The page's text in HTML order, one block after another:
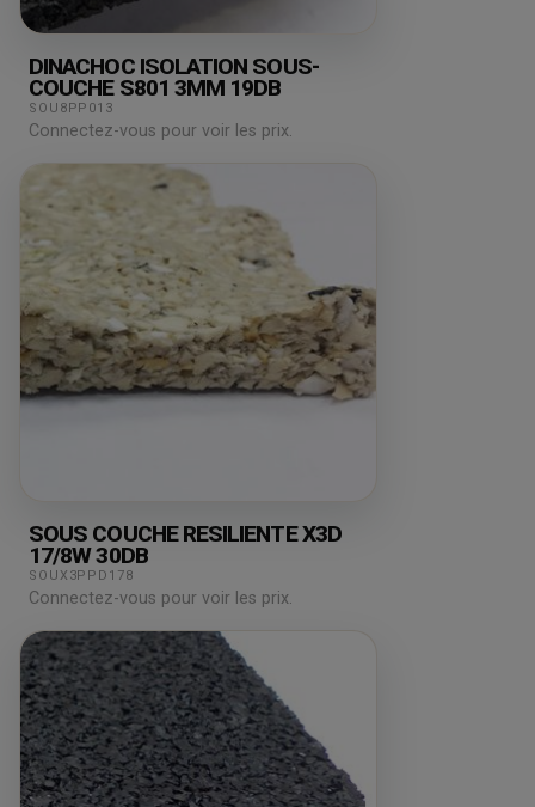
DINACHOC ISOLATION SOUS-
COUCHE S801 3MM 19DB
SOU8PP013
Connectez-vous pour voir les prix.
SOUS COUCHE RESILIENTE X3D
17/8W 30DB
SOUX3PPD178
Connectez-vous pour voir les prix.